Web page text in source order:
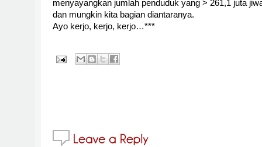
menyayangkan jumlah penduduk yang > 261,1 juta
dan mungkin kita bagian diantaranya.
Ayo kerjo, kerjo, kerjo…***